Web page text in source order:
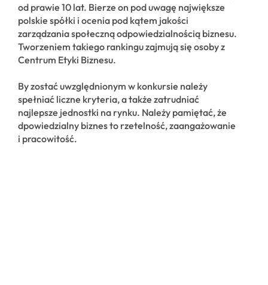
od prawie 10 lat. Bierze on pod uwagę największe
polskie spółki i ocenia pod kątem jakości
zarządzania społeczną odpowiedzialnością biznesu.
Tworzeniem takiego rankingu zajmują się osoby z
Centrum Etyki Biznesu.
By zostać uwzględnionym w konkursie należy
spełniać liczne kryteria, a także zatrudniać
najlepsze jednostki na rynku. Należy pamiętać, że
dpowiedzialny biznes to rzetelność, zaangażowanie
i pracowitość.